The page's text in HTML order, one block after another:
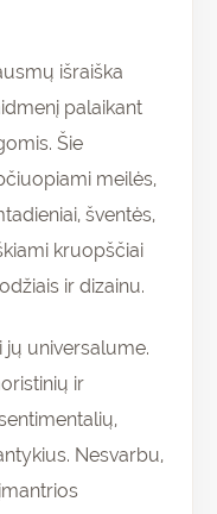
išraiška
palaikant
Šie
meilės,
šventės,
kruopščiai
ir dizainu.
universalume.
ir
Nesvarbu,